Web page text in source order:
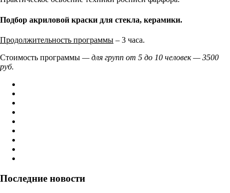
Подбор акриловой краски для стекла, керамики.
Продолжительность программы – 3 часа.
Стоимость программы — для групп от 5 до 10 человек — 3500
руб.
Последние новости